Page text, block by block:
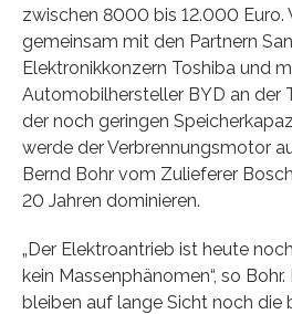
zwischen 8000 bis 12.000 Euro.
gemeinsam mit den Partnern
Elektronikkonzern Toshiba und
Automobilhersteller BYD an der
der noch geringen
werde der Verbrennungsmotor
Bernd Bohr vom Zulieferer
20 Jahren dominieren.
„Der Elektroantrieb ist heute
kein Massenphänomen“, so
bleiben auf lange Sicht noch die